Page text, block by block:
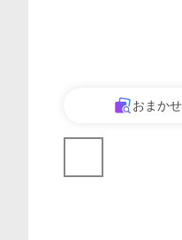
おまか